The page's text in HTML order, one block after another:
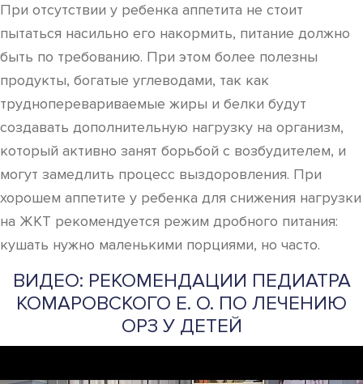
При отсутствии у ребенка аппетита не стоит
пытаться насильно его накормить, питание должно
быть по требованию. При этом более полезны
продукты, богатые углеводами, так как
трудноперевариваемые жиры и белки будут
создавать дополнительную нагрузку на организм,
который активно занят борьбой с возбудителем, и
могут замедлить процесс выздоровления. При
хорошем аппетите у ребенка для снижения нагрузки
на ЖКТ рекомендуется режим дробного питания:
кушать нужно маленькими порциями, но часто.
ВИДЕО: РЕКОМЕНДАЦИИ ПЕДИАТРА
КОМАРОВСКОГО Е. О. ПО ЛЕЧЕНИЮ
ОРЗ У ДЕТЕЙ